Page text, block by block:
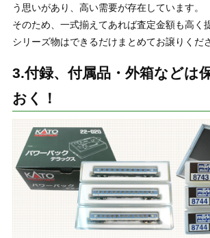
う思いがあり、高い需要が存在しています。
そのため、一式揃えてあれば査定金額も高く
シリーズ物はできるだけまとめてお譲りくだ
3.付録、付属品・外箱などは
おく！